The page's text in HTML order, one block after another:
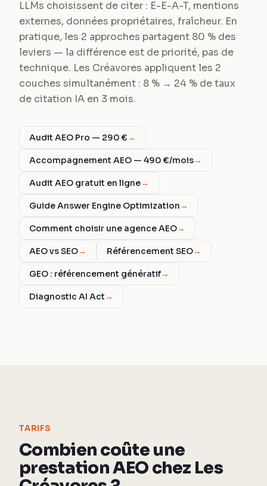
LLMs choisissent de citer : E-E-A-T, mentions
externes, données propriétaires, fraîcheur. En
pratique, les 2 approches partagent 80 % des
leviers — la différence est de priorité, pas de
technique. Les Créavores appliquent les 2
couches simultanément : 8 % → 24 % de taux
de citation IA en 3 mois.
Audit AEO Pro — 290 €→
Accompagnement AEO — 490 €/mois→
Audit AEO gratuit en ligne→
Guide Answer Engine Optimization→
Comment choisir une agence AEO→
AEO vs SEO→ Référencement SEO→
GEO : référencement génératif→
Diagnostic AI Act→
TARIFS
Combien coûte une
prestation AEO chez Les